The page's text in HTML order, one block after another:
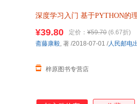
深度学习入门 基于PYTHON的
¥39.80 定价： ¥59.70 (6.67折)
梓原图书专营店
斋藤康毅, 著 /2018-07-01 /人民邮电